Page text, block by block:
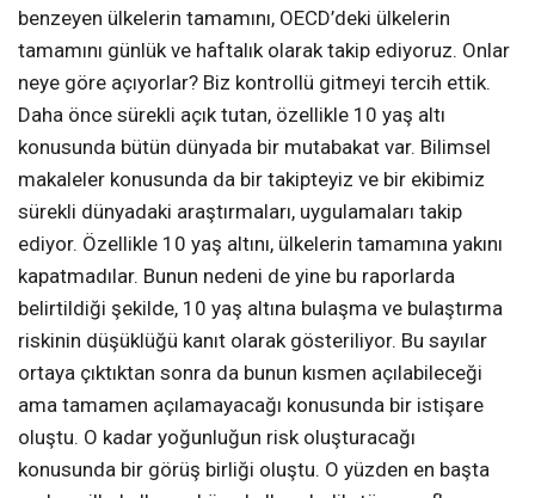
benzeyen ülkelerin tamamını, OECD’deki ülkelerin
tamamını günlük ve haftalık olarak takip ediyoruz. Onlar
neye göre açıyorlar? Biz kontrollü gitmeyi tercih ettik.
Daha önce sürekli açık tutan, özellikle 10 yaş altı
konusunda bütün dünyada bir mutabakat var. Bilimsel
makaleler konusunda da bir takipteyiz ve bir ekibimiz
sürekli dünyadaki araştırmaları, uygulamaları takip
ediyor. Özellikle 10 yaş altını, ülkelerin tamamına yakını
kapatmadılar. Bunun nedeni de yine bu raporlarda
belirtildiği şekilde, 10 yaş altına bulaşma ve bulaştırma
riskinin düşüklüğü kanıt olarak gösteriliyor. Bu sayılar
ortaya çıktıktan sonra da bunun kısmen açılabileceği
ama tamamen açılamayacağı konusunda bir istişare
oluştu. O kadar yoğunluğun risk oluşturacağı
konusunda bir görüş birliği oluştu. O yüzden en başta